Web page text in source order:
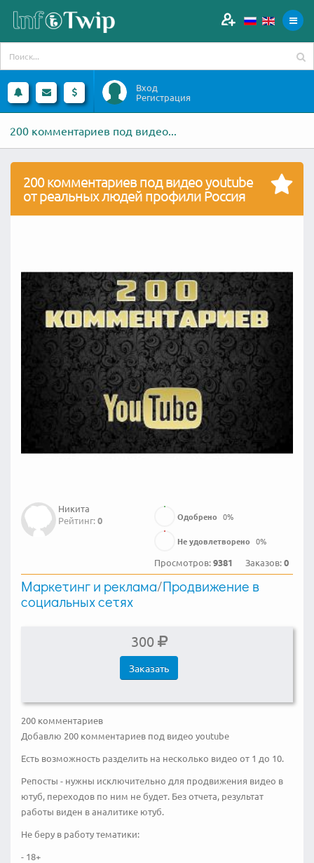
Вход
Регистрация
200 комментариев под видео...
200 комментариев под видео youtube
от реальных людей профили Россия
Никита
Рейтинг:0 Одобрено 0%
Не удовлетворено 0%
Просмотров:9381 Заказов:0
Маркетинг и реклама/Продвижение в
социальных сетях
300
Заказать
200 комментариев
Добавлю 200 комментариев под видео youtube
Есть возможность разделить на несколько видео от 1 до 10.
Репосты - нужны исключительно для продвижения видео в
ютуб, переходов по ним не будет. Без отчета, результат
работы виден в аналитике ютуб.
Не беру в работу тематики:
- 18+